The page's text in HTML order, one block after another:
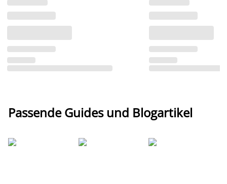
Passende Guides und Blogartikel